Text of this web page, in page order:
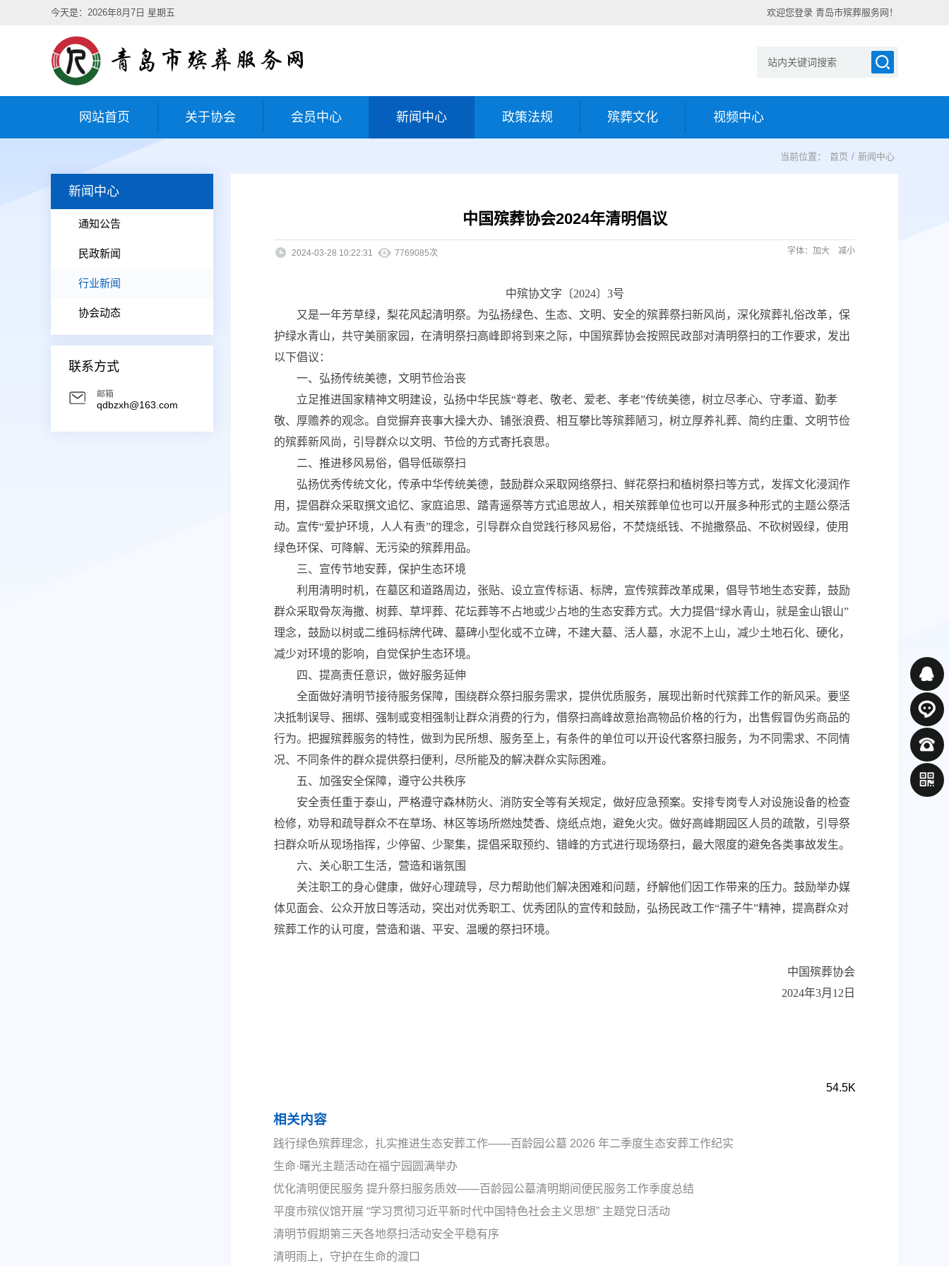
今天是：2026年8月7日 星期五 欢迎您登录 青岛市殡葬服务网！
网站首页 关于协会 会员中心 新闻中心 政策法规 殡葬文化 视频中心
新闻中心
通知公告
民政新闻
行业新闻
协会动态
联系方式
邮箱
qdbzxh@163.com
当前位置： 首页 / 新闻中心
中国殡葬协会2024年清明倡议
2024-03-28 10:22:31 7769085次 字体： 加大 减小
中殡协文字〔2024〕3号
又是一年芳草绿，梨花风起清明祭。为弘扬绿色、生态、文明、安全的殡葬祭扫新风尚，深化殡葬礼俗改革，保
护绿水青山，共守美丽家园，在清明祭扫高峰即将到来之际，中国殡葬协会按照民政部对清明祭扫的工作要求，发出
以下倡议：
一、弘扬传统美德，文明节俭治丧
立足推进国家精神文明建设，弘扬中华民族“尊老、敬老、爱老、孝老”传统美德，树立尽孝心、守孝道、勤孝
敬、厚赡养的观念。自觉摒弃丧事大操大办、铺张浪费、相互攀比等殡葬陋习，树立厚养礼葬、简约庄重、文明节俭
的殡葬新风尚，引导群众以文明、节俭的方式寄托哀思。
二、推进移风易俗，倡导低碳祭扫
弘扬优秀传统文化，传承中华传统美德，鼓励群众采取网络祭扫、鲜花祭扫和植树祭扫等方式，发挥文化浸润作
用，提倡群众采取撰文追忆、家庭追思、踏青遥祭等方式追思故人，相关殡葬单位也可以开展多种形式的主题公祭活
动。宣传“爱护环境，人人有责”的理念，引导群众自觉践行移风易俗，不焚烧纸钱、不抛撒祭品、不砍树毁绿，使用
绿色环保、可降解、无污染的殡葬用品。
三、宣传节地安葬，保护生态环境
利用清明时机，在墓区和道路周边，张贴、设立宣传标语、标牌，宣传殡葬改革成果，倡导节地生态安葬，鼓励
群众采取骨灰海撒、树葬、草坪葬、花坛葬等不占地或少占地的生态安葬方式。大力提倡“绿水青山，就是金山银山”
理念，鼓励以树或二维码标牌代碑、墓碑小型化或不立碑，不建大墓、活人墓，水泥不上山，减少土地石化、硬化，
减少对环境的影响，自觉保护生态环境。
四、提高责任意识，做好服务延伸
全面做好清明节接待服务保障，围绕群众祭扫服务需求，提供优质服务，展现出新时代殡葬工作的新风采。要坚
决抵制误导、捆绑、强制或变相强制让群众消费的行为，借祭扫高峰故意抬高物品价格的行为，出售假冒伪劣商品的
行为。把握殡葬服务的特性，做到为民所想、服务至上，有条件的单位可以开设代客祭扫服务，为不同需求、不同情
况、不同条件的群众提供祭扫便利，尽所能及的解决群众实际困难。
五、加强安全保障，遵守公共秩序
安全责任重于泰山，严格遵守森林防火、消防安全等有关规定，做好应急预案。安排专岗专人对设施设备的检查
检修，劝导和疏导群众不在草场、林区等场所燃烛焚香、烧纸点炮，避免火灾。做好高峰期园区人员的疏散，引导祭
扫群众听从现场指挥，少停留、少聚集，提倡采取预约、错峰的方式进行现场祭扫，最大限度的避免各类事故发生。
六、关心职工生活，营造和谐氛围
关注职工的身心健康，做好心理疏导，尽力帮助他们解决困难和问题，纾解他们因工作带来的压力。鼓励举办媒
体见面会、公众开放日等活动，突出对优秀职工、优秀团队的宣传和鼓励，弘扬民政工作“孺子牛”精神，提高群众对
殡葬工作的认可度，营造和谐、平安、温暖的祭扫环境。
中国殡葬协会
2024年3月12日
54.5K
相关内容
践行绿色殡葬理念，扎实推进生态安葬工作——百龄园公墓 2026 年二季度生态安葬工作纪实
生命·曙光主题活动在福宁园圆满举办
优化清明便民服务 提升祭扫服务质效——百龄园公墓清明期间便民服务工作季度总结
平度市殡仪馆开展 “学习贯彻习近平新时代中国特色社会主义思想” 主题党日活动
清明节假期第三天各地祭扫活动安全平稳有序
清明雨上，守护在生命的渡口